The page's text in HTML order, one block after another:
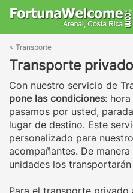
< Transporte
Transporte
Con nuestro servicio de
pone las condiciones:
pasamos por usted,
lugar de destino. Este
personalizado para
acompañantes. De
unidades los
Para el transporte